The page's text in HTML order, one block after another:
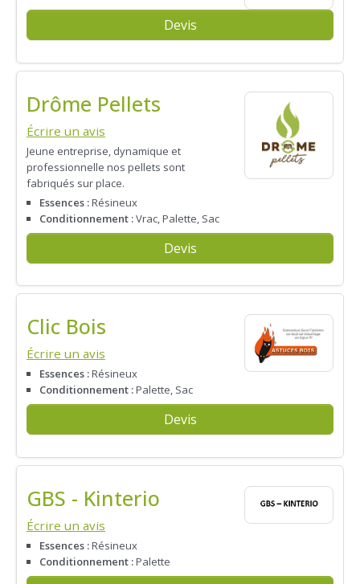
Devis
Drôme Pellets
Écrire un avis
Jeune entreprise, dynamique et
professionnelle nos pellets sont
fabriqués sur place.
Essences :Résineux
Conditionnement :Vrac, Palette, Sac
Devis
Clic Bois
Écrire un avis
Essences :Résineux
Conditionnement :Palette, Sac
Devis
GBS - Kinterio
Écrire un avis
Essences :Résineux
Conditionnement :Palette